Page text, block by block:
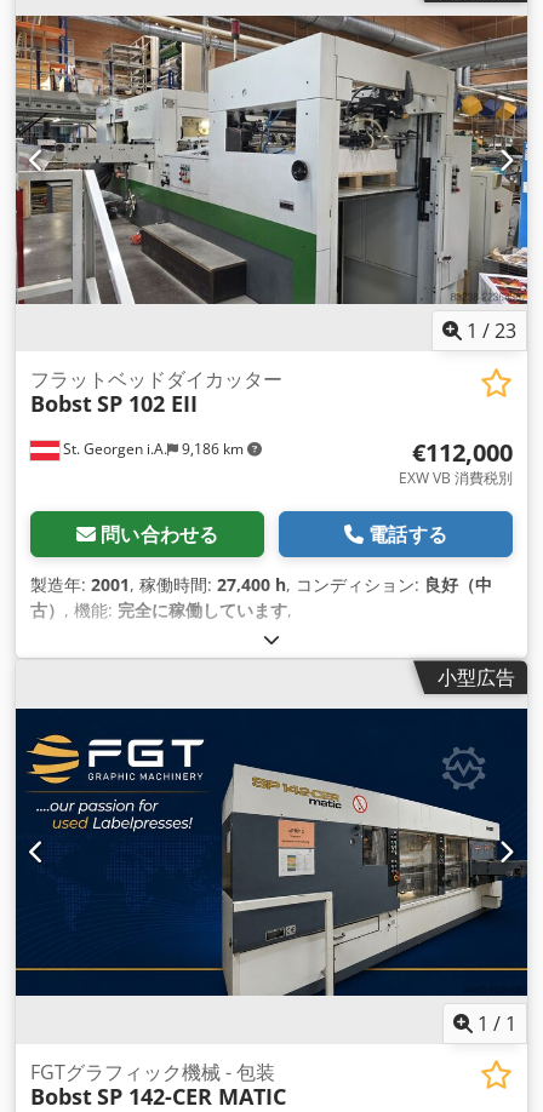
1 /23
St. Georgen i.A. 9,186 km
フラットベッドダイカッター
BobstSP 102 EII
€112,000
EXW VB 消費税別
問い合わせる 電話する
製造年: 2001, 稼働時間: 27,400 h, コンディション: 良好（中
古） , 機能: 完全に稼働しています,
小型広告
1 / 1
FGTグラフィック機械 - 包装
BobstSP 142-CER MATIC